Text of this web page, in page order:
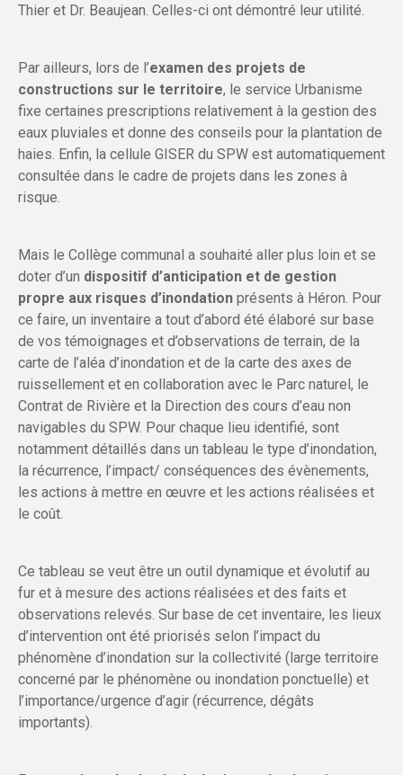
Thier et Dr. Beaujean. Celles-ci ont démontré leur utilité.
Par ailleurs, lors de l’examen des projets de
constructions sur le territoire, le service Urbanisme
fixe certaines prescriptions relativement à la gestion des
eaux pluviales et donne des conseils pour la plantation de
haies. Enfin, la cellule GISER du SPW est automatiquement
consultée dans le cadre de projets dans les zones à
risque.
Mais le Collège communal a souhaité aller plus loin et se
doter d’un dispositif d’anticipation et de gestion
propre aux risques d’inondation présents à Héron. Pour
ce faire, un inventaire a tout d’abord été élaboré sur base
de vos témoignages et d’observations de terrain, de la
carte de l’aléa d’inondation et de la carte des axes de
ruissellement et en collaboration avec le Parc naturel, le
Contrat de Rivière et la Direction des cours d’eau non
navigables du SPW. Pour chaque lieu identifié, sont
notamment détaillés dans un tableau le type d’inondation,
la récurrence, l’impact/ conséquences des évènements,
les actions à mettre en œuvre et les actions réalisées et
le coût.
Ce tableau se veut être un outil dynamique et évolutif au
fur et à mesure des actions réalisées et des faits et
observations relevés. Sur base de cet inventaire, les lieux
d’intervention ont été priorisés selon l’impact du
phénomène d’inondation sur la collectivité (large territoire
concerné par le phénomène ou inondation ponctuelle) et
l’importance/urgence d’agir (récurrence, dégâts
importants).